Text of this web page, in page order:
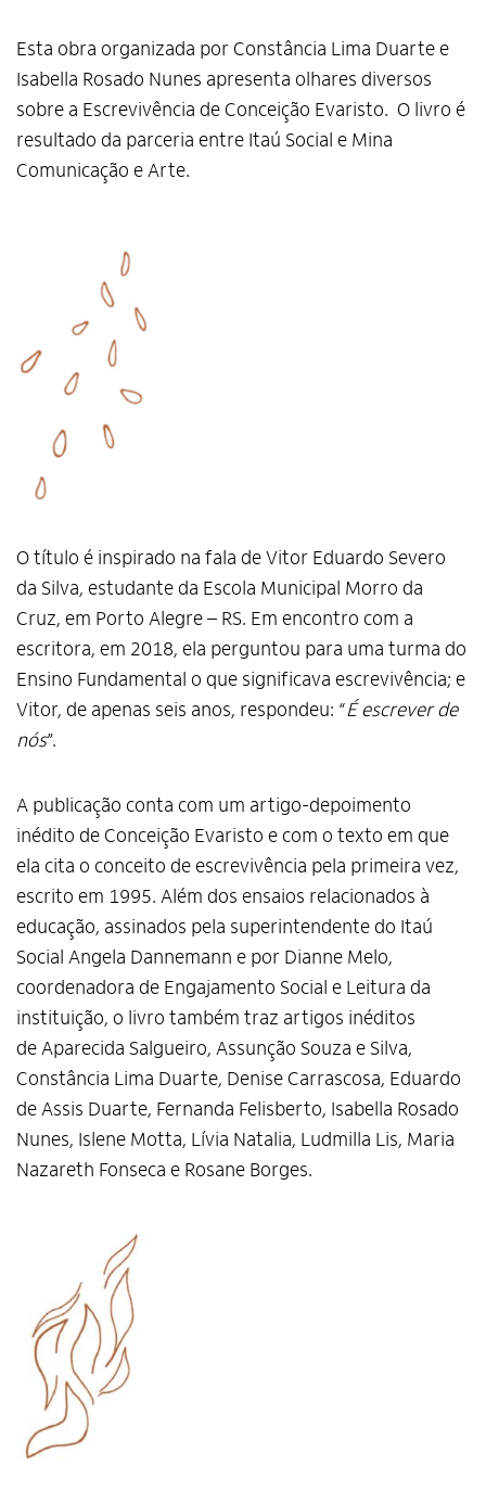
Esta obra organizada por Constância Lima Duarte e
Isabella Rosado Nunes apresenta olhares diversos
sobre a Escrevivência de Conceição Evaristo. O livro é
resultado da parceria entre Itaú Social e Mina
Comunicação e Arte.
O título é inspirado na fala de Vitor Eduardo Severo
da Silva, estudante da Escola Municipal Morro da
Cruz, em Porto Alegre – RS. Em encontro com a
escritora, em 2018, ela perguntou para uma turma do
Ensino Fundamental o que significava escrevivência; e
Vitor, de apenas seis anos, respondeu: “É escrever de
nós”.
A publicação conta com um artigo-depoimento
inédito de Conceição Evaristo e com o texto em que
ela cita o conceito de escrevivência pela primeira vez,
escrito em 1995. Além dos ensaios relacionados à
educação, assinados pela superintendente do Itaú
Social Angela Dannemann e por Dianne Melo,
coordenadora de Engajamento Social e Leitura da
instituição, o livro também traz artigos inéditos
de Aparecida Salgueiro, Assunção Souza e Silva,
Constância Lima Duarte, Denise Carrascosa, Eduardo
de Assis Duarte, Fernanda Felisberto, Isabella Rosado
Nunes, Islene Motta, Lívia Natalia, Ludmilla Lis, Maria
Nazareth Fonseca e Rosane Borges.